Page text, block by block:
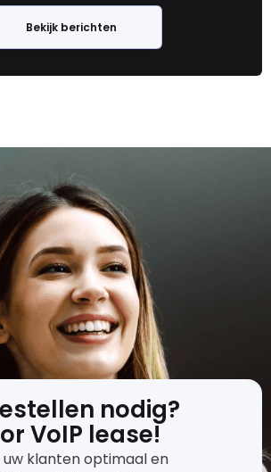
Bekijk berichten
nodig?
VoIP lease!
klanten optimaal en